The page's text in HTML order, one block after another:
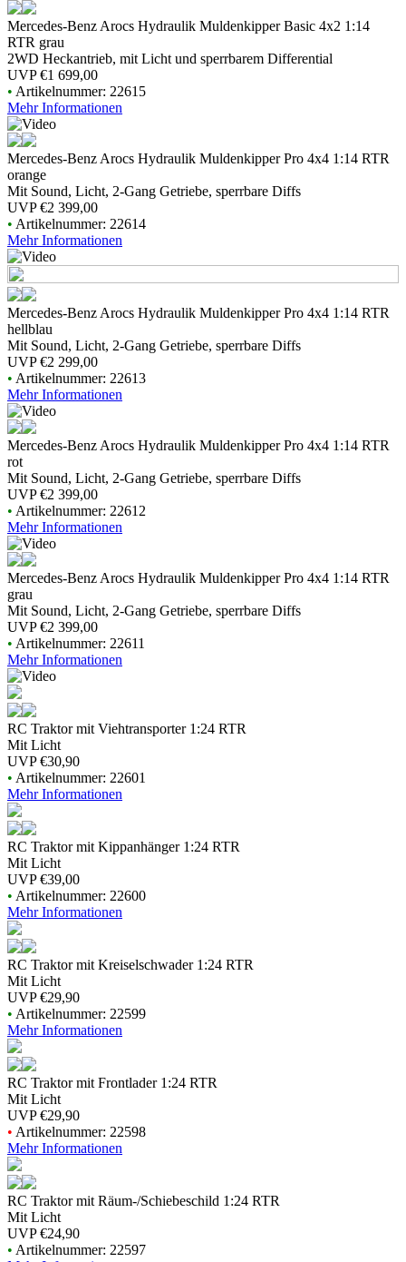
Mercedes-Benz Arocs Hydraulik Muldenkipper Basic 4x2 1:14
RTR grau
2WD Heckantrieb, mit Licht und sperrbarem Differential
UVP€1 699,00
• Artikelnummer: 22615
Mehr Informationen
Mercedes-Benz Arocs Hydraulik Muldenkipper Pro 4x4 1:14 RTR
orange
Mit Sound, Licht, 2-Gang Getriebe, sperrbare Diffs
UVP€2 399,00
• Artikelnummer: 22614
Mehr Informationen
Mercedes-Benz Arocs Hydraulik Muldenkipper Pro 4x4 1:14 RTR
hellblau
Mit Sound, Licht, 2-Gang Getriebe, sperrbare Diffs
UVP€2 299,00
• Artikelnummer: 22613
Mehr Informationen
Mercedes-Benz Arocs Hydraulik Muldenkipper Pro 4x4 1:14 RTR
rot
Mit Sound, Licht, 2-Gang Getriebe, sperrbare Diffs
UVP€2 399,00
• Artikelnummer: 22612
Mehr Informationen
Mercedes-Benz Arocs Hydraulik Muldenkipper Pro 4x4 1:14 RTR
grau
Mit Sound, Licht, 2-Gang Getriebe, sperrbare Diffs
UVP€2 399,00
• Artikelnummer: 22611
Mehr Informationen
RC Traktor mit Viehtransporter 1:24 RTR
Mit Licht
UVP€30,90
• Artikelnummer: 22601
Mehr Informationen
RC Traktor mit Kippanhänger 1:24 RTR
Mit Licht
UVP€39,00
• Artikelnummer: 22600
Mehr Informationen
RC Traktor mit Kreiselschwader 1:24 RTR
Mit Licht
UVP€29,90
• Artikelnummer: 22599
Mehr Informationen
RC Traktor mit Frontlader 1:24 RTR
Mit Licht
UVP€29,90
• Artikelnummer: 22598
Mehr Informationen
RC Traktor mit Räum-/Schiebeschild 1:24 RTR
Mit Licht
UVP€24,90
• Artikelnummer: 22597